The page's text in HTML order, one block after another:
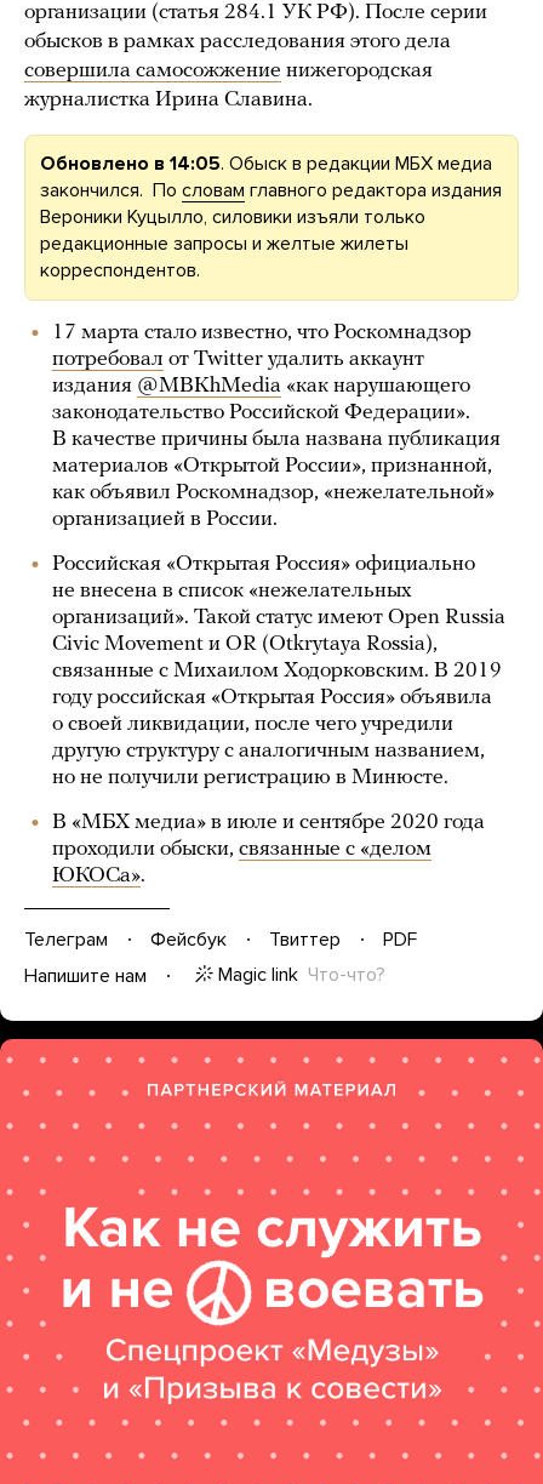
организации (статья 284.1 УК РФ). После серии
обысков в рамках расследования этого дела
совершила самосожжение нижегородская
журналистка Ирина Славина.
Обновлено в 14:05. Обыск в редакции МБХ медиа
закончился. По словам главного редактора издания
Вероники Куцылло, силовики изъяли только
редакционные запросы и желтые жилеты
корреспондентов.
17 марта стало известно, что Роскомнадзор
потребовал от Twitter удалить аккаунт
издания @MBKhMedia «как нарушающего
законодательство Российской Федерации».
В качестве причины была названа публикация
материалов «Открытой России», признанной,
как объявил Роскомнадзор, «нежелательной»
организацией в России.
Российская «Открытая Россия» официально
не внесена в список «нежелательных
организаций». Такой статус имеют Open Russia
Civic Movement и OR (Otkrytaya Rossia),
связанные с Михаилом Ходорковским. В 2019
году российская «Открытая Россия» объявила
о своей ликвидации, после чего учредили
другую структуру с аналогичным названием,
но не получили регистрацию в Минюсте.
В «МБХ медиа» в июле и сентябре 2020 года
проходили обыски, связанные с «делом
ЮКОСа».
Телеграм Фейсбук Твиттер
PDF
Напишите нам
Magic link Что-что?